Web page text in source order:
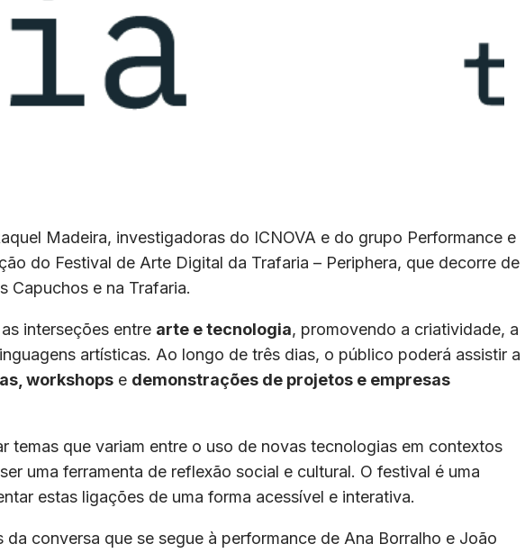
Madeira, investigadoras do ICNOVA e do grupo Performance e
do Festival de Arte Digital da Trafaria – Periphera, que decorre de
Capuchos e na Trafaria.
interseções entre arte e tecnologia, promovendo a criatividade, a
artísticas. Ao longo de três dias, o público poderá assistir a
workshops e demonstrações de projetos e empresas
temas que variam entre o uso de novas tecnologias em contextos
uma ferramenta de reflexão social e cultural. O festival é uma
estas ligações de uma forma acessível e interativa.
conversa que se segue à performance de Ana Borralho e João